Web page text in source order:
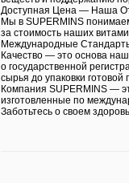
Доступная Цена — Наша
Мы в SUPERMINS
за стоимость наших
Международные
Качество — это основа
о государственной
сырья до упаковки готовой
Компания SUPERMINS —
изготовленные по
Заботьтесь о своем